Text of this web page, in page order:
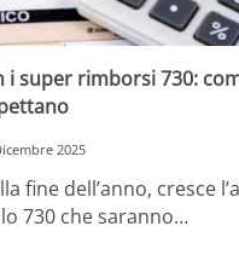
i super rimborsi 730:
2025
fine dell’anno, cresce
730 che saranno…